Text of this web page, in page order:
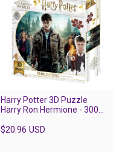
Harry Potter 3D Puzzle
Harry Ron Hermione - 300
$20.96 USD